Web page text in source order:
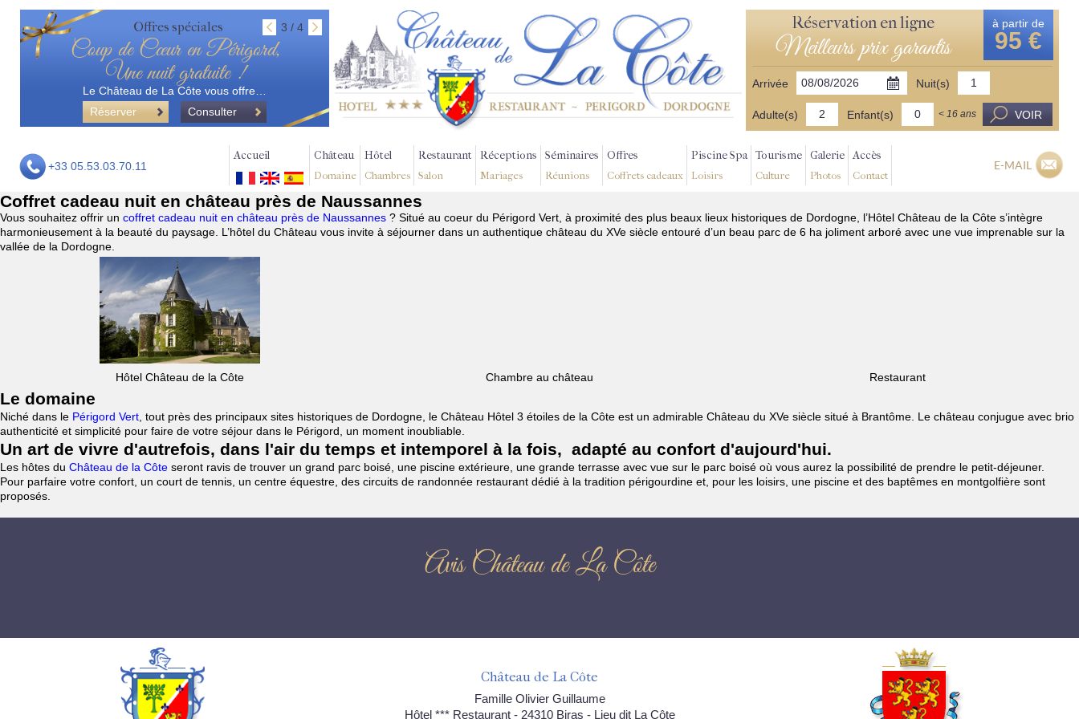
Offres spéciales 3 / 4
Coup de Cœur en Périgord,
Une nuit gratuite !
Le Château de La Côte vous offre…
Réserver
Consulter
Réservation en ligne
Meilleurs prix garantis
à partir de
95 €
Arrivée Nuit(s)
Adulte(s) Enfant(s) < 16 ans VOIR
+33 05.53.03.70.11
Accueil Château
Domaine
Hôtel
Chambres
Restaurant
Salon
Réceptions
Mariages
Séminaires
Réunions
Offres
Coffrets cadeaux
Piscine Spa
Loisirs
Tourisme
Culture
Galerie
Photos
Accès
Contact
E-MAIL
Coffret cadeau nuit en château près de Naussannes
Vous souhaitez offrir un coffret cadeau nuit en château près de Naussannes ? Situé au coeur du Périgord Vert, à proximité des plus beaux lieux historiques de Dordogne, l’Hôtel Château de la Côte s’intègre
harmonieusement à la beauté du paysage. L’hôtel du Château vous invite à séjourner dans un authentique château du XVe siècle entouré d’un beau parc de 6 ha joliment arboré avec une vue imprenable sur la
vallée de la Dordogne.
Hôtel Château de la Côte Chambre au château Restaurant
Le domaine
Niché dans le Périgord Vert , tout près des principaux sites historiques de Dordogne, le Château Hôtel 3 étoiles de la Côte est un admirable Château du XVe siècle situé à Brantôme. Le château conjugue avec brio
authenticité et simplicité pour faire de votre séjour dans le Périgord, un moment inoubliable.
Un art de vivre d'autrefois, dans l'air du temps et intemporel à la fois, adapté au confort d'aujourd'hui.
Les hôtes du Château de la Côte seront ravis de trouver un grand parc boisé, une piscine extérieure, une grande terrasse avec vue sur le parc boisé où vous aurez la possibilité de prendre le petit-déjeuner.
Pour parfaire votre confort, un court de tennis, un centre équestre, des circuits de randonnée restaurant dédié à la tradition périgourdine et, pour les loisirs, une piscine et des baptêmes en montgolfière sont
proposés.
Avis Château de La Côte
Château de La Côte
Famille Olivier Guillaume
Hôtel *** Restaurant - 24310 Biras - Lieu dit La Côte